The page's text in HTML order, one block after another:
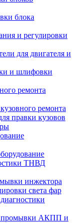
блока
и регулировки
для двигателя и
и шлифовки
ремонта
ремонта
правки кузовов
ТНВД
инжектора
света фар
промывки АКПП и